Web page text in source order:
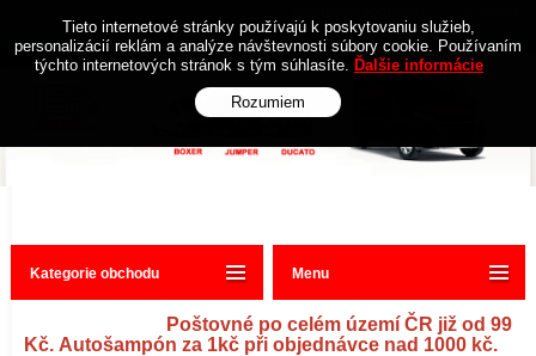
Poštovné po celém území ČR již od 99
Kč. Autošampón za 1kč při objednávce nad 1000 kč.
Kategorie obchodu Menu
Tieto internetové stránky používajú k poskytovaniu služieb,
personalizácií reklám a analýze návštevnosti súbory cookie. Používaním
týchto internetových stránok s tým súhlasíte. Ďalšie informácie
Rozumiem